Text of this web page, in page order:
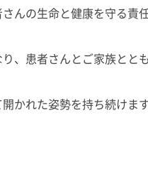
んの生命と健康を守る責
、患者さんとご家族とと
かれた姿勢を持ち続けま